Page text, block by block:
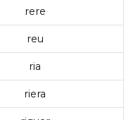
rere
reu
ria
riera